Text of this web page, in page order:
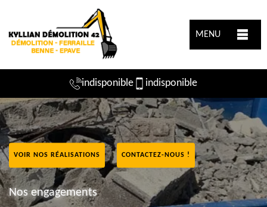
MENU
indisponible indisponible
VOIR NOS RÉALISATIONS CONTACTEZ-NOUS !
Nos engagements